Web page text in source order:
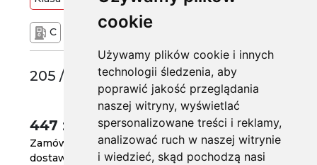
cookie
Używamy plików cookie i innych
technologii śledzenia, aby
poprawić jakość przeglądania
naszej witryny, wyświetlać
spersonalizowane treści i reklamy,
analizować ruch w naszej witrynie
i wiedzieć, skąd pochodzą nasi
C
205 /55 R16
447 zł
Zamów do
godz. 14
dostawa już jutro